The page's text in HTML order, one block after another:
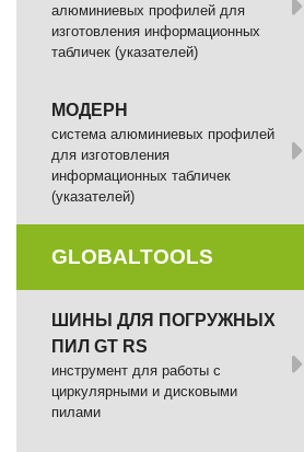
алюминиевых профилей для
изготовления информационных
табличек (указателей)
МОДЕРН
система алюминиевых профилей
для изготовления
информационных табличек
(указателей)
GLOBALTOOLS
ШИНЫ ДЛЯ ПОГРУЖНЫХ
ПИЛ GT RS
инструмент для работы с
циркулярными и дисковыми
пилами